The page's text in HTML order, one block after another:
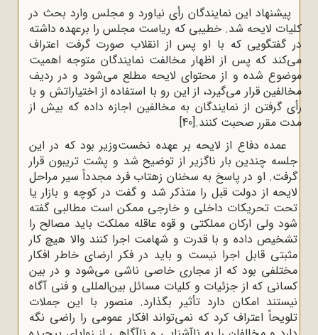
پیشنهاد این نمایندگان رأی نیاورد و مجلس وارد بحث در
کلیات لایحه شد. خطیبی که ریاست مجلس را برعهده داشته
در گفتگویی که با او پس از انقلاب صورت گرفت اعتراف
می‌کند که پس از اظهار مخالفت نمایندگان متوجه اهمیت
موضوع شده و از محتوای لایحه مطلع می‌شود و در ردیف
مخالفین قرار می‌گیرد، از این رو با استفاده از اختیاراتش و با
رأی گرفتن از نمایندگان به مخالفین اجازه داده که بیش از
مدت مقرر صحبت کنند.[40]
عمده دفاع از لایحه بر عهده نخست‌وزیر بود که در این
جلسه چندین بار ناگزیر از توضیح شد و پشت تریبون قرار
گرفت. او در پاسخ به سخنان زهتاب فرد مجدداً سیر مراحل
لایحه از دولت قبل را متذکر شد و گفت در کوچه و بازار یا
تحت تحریکات داخلی و خارجی ممکن است مطالبی گفته
شود ولی ارکان مملکتی و قوه عاقله مملکت باید مصالح را
تشخیص داده و با قدرت و شهامت اجرا کنند والا هیچ کار
مثبتی قابل اجرا نیست و باید در فکر ارضای خاطر افکار
مختلفی بود که از مجاری خاصی ناشی می‌شود و در بین
کسانی که از جزئیات و کلیات مسائل بین‌المللی و فنی آگاه
نیستند امکان دارد تأثیر بگذارد. منصور با این جملات
تلویحاً اعتراف کرد که نمی‌تواند افکار عمومی را راضی نگه